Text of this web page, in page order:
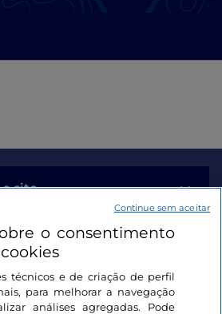
site
o consentimento
técnicos e de criação de perfil
para melhorar a navegação
análises agregadas. Pode
Continue sem aceitar